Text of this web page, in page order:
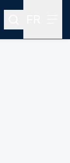
Rechercher